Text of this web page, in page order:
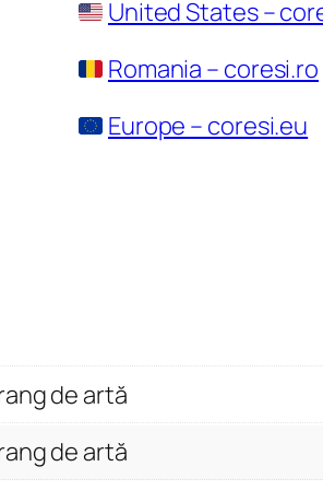
United States –
Romania – coresi.ro
Europe – coresi.eu
de artă
de artă